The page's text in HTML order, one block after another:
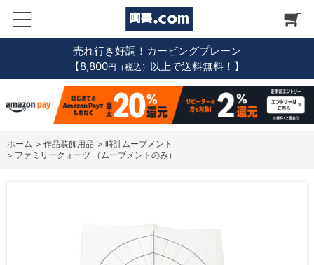
売れ行き好調！カービングプレーン
【8,800円（税込） 以上で送料無料！】
ホーム > 作品装飾用品 > 時計ムーブメント
> ファミリークォーツ （ムーブメントのみ）